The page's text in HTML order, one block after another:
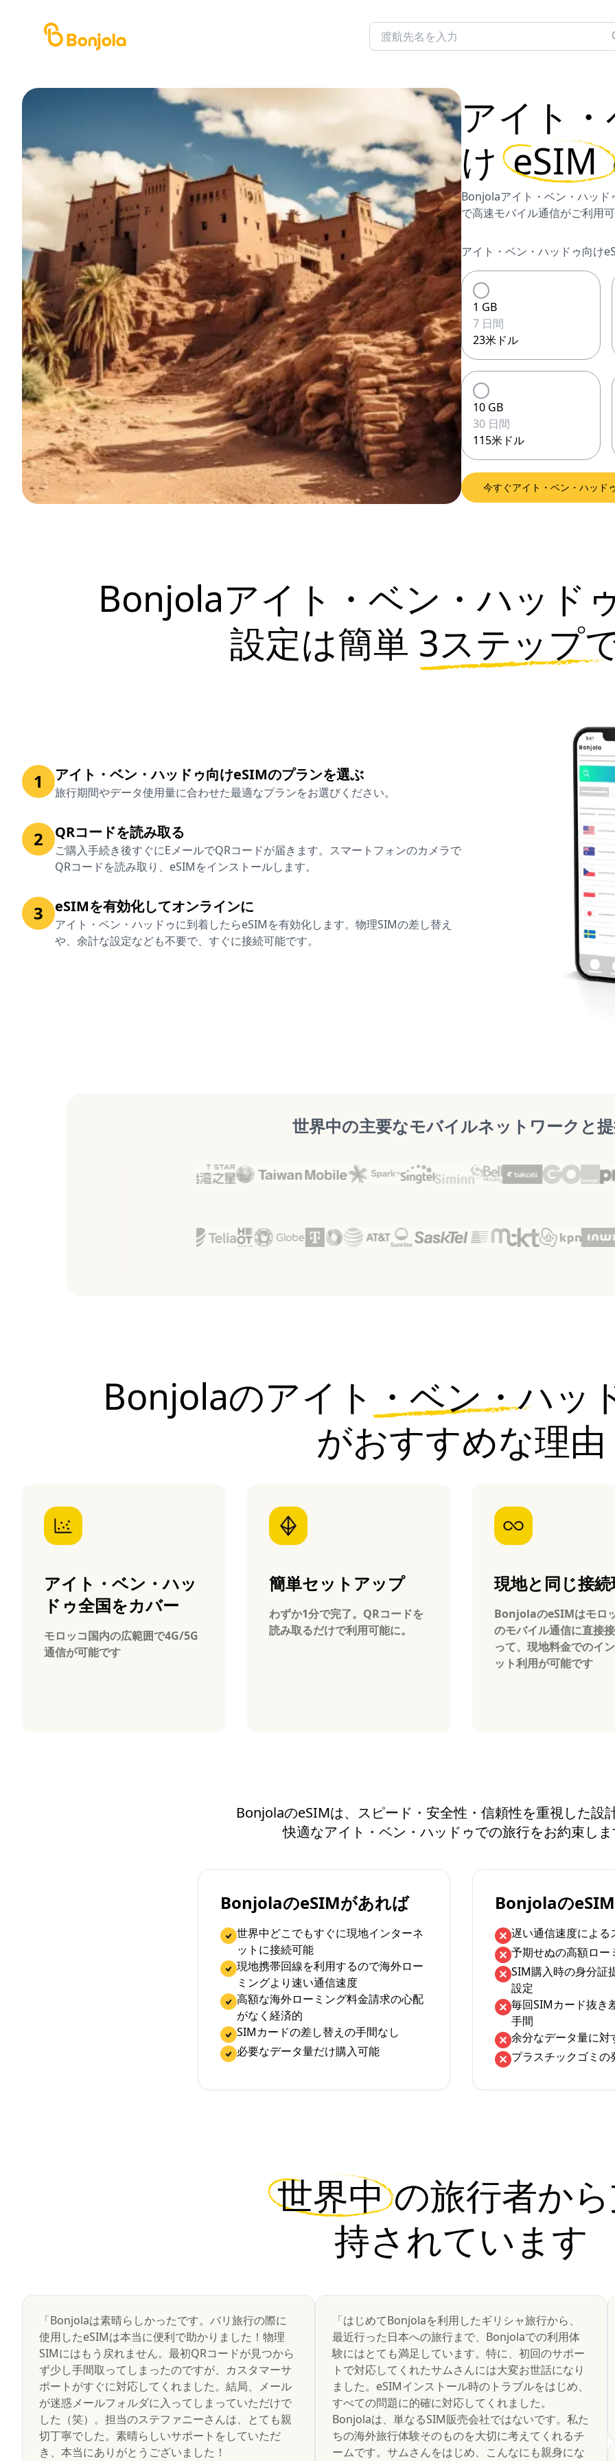
アイト
け eSIM
Bonjolaアイト・ベン・ハッ
で高速モバイル通信がご利用
アイト・ベン・ハッドゥ向け
1 GB
7 日間
23米ドル
10 GB
30 日間
115米ドル
今すぐアイト・ベン・ハッド
Bonjolaアイト・ベン・ハッド
設定は簡単 3ステップ
1 アイト・ベン・ハッドゥ向けeSIMのプランを選ぶ
旅行期間やデータ使用量に合わせた最適なプランをお選びください。
2 QRコードを読み取る
ご購入手続き後すぐにEメールでQRコードが届きます。スマートフォンのカメラで
QRコードを読み取り、eSIMをインストールします。
3 eSIMを有効化してオンラインに
アイト・ベン・ハッドゥに到着したらeSIMを有効化します。物理SIMの差し替え
や、余計な設定なども不要で、すぐに接続可能です。
世界中の主要なモバイルネットワークと
Bonjolaのアイト・ベン・ハッ
がおすすめな理由
アイト・ベン・ハッ
ドゥ全国をカバー
モロッコ国内の広範囲で4G/5G
通信が可能です
簡単セットアップ
わずか1分で完了。QRコードを
読み取るだけで利用可能に。
現地と同じ接
BonjolaのeSIMはモロ
のモバイル通信に直接
って、現地料金でのイ
ット利用が可能です
BonjolaのeSIMは、スピード・安全性・信頼性を重視した設
快適なアイト・ベン・ハッドゥでの旅行をお約束し
BonjolaのeSIMがあれば
世界中どこでもすぐに現地インターネ
ットに接続可能
現地携帯回線を利用するので海外ロー
ミングより速い通信速度
高額な海外ローミング料金請求の心配
がなく経済的
SIMカードの差し替えの手間なし
必要なデータ量だけ購入可能
Bonjolaの
遅い通信速度による
予期せぬの高額ロー
SIM購入時の身分証
設定
毎回SIMカード抜き
手間
余分なデータ量に対
プラスチックゴミの
世界中の旅行者か
持されています
「Bonjolaは素晴らしかったです。バリ旅行の際に
使用したeSIMは本当に便利で助かりました！物理
SIMにはもう戻れません。最初QRコードが見つから
ず少し手間取ってしまったのですが、カスタマーサ
ポートがすぐに対応してくれました。結局、メール
が迷惑メールフォルダに入ってしまっていただけで
した（笑）。担当のステファニーさんは、とても親
切丁寧でした。素晴らしいサポートをしていただ
き、本当にありがとうございました！
「はじめてBonjolaを利用したギリシャ旅行から、
最近行った日本への旅行まで、Bonjolaでの利用体
験にはとても満足しています。特に、初回のサポー
トで対応してくれたサムさんには大変お世話になり
ました。eSIMインストール時のトラブルをはじめ、
すべての問題に的確に対応してくれました。
Bonjolaは、単なるSIM販売会社ではないです。私た
ちの海外旅行体験そのものを大切に考えてくれるチ
ームです。サムさんをはじめ、こんなにも親身にな